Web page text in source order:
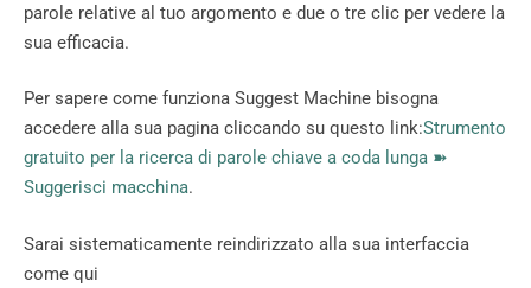
parole relative al tuo argomento e due o tre clic per vedere la
sua efficacia.
Per sapere come funziona Suggest Machine bisogna
accedere alla sua pagina cliccando su questo link:Strumento
gratuito per la ricerca di parole chiave a coda lunga ➽
Suggerisci macchina.
Sarai sistematicamente reindirizzato alla sua interfaccia
come qui